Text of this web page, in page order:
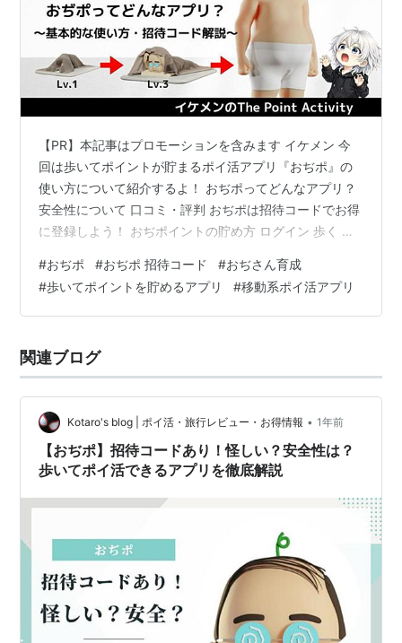
【PR】本記事はプロモーションを含みます イケメン 今
回は歩いてポイントが貯まるポイ活アプリ『おぢポ』の
使い方について紹介するよ！ おぢポってどんなアプリ？
安全性について 口コミ・評判 おぢポは招待コードでお得
に登録しよう！ おぢポイントの貯め方 ログイン 歩く 動
ポイント交換について ポイント交換方法 ポイント交換が
できない おぢレベルの上げ方 まとめ ■ポイ活するならモ
ッピー■ ＼初心者はまずここから／ ■モッピーの特徴■
イト！ ②東証プライム上場企業による運営＆プライバ
シ…
#おぢポ #おぢポ 招待コード #おぢさん育成
#歩いてポイントを貯めるアプリ #移動系ポイ活アプリ
関連ブログ
Kotaro's blog | ポイ活・旅行レビュー・お得情報 • 1年前
【おぢポ】招待コードあり！怪しい？安全性は？
歩いてポイ活できるアプリを徹底解説